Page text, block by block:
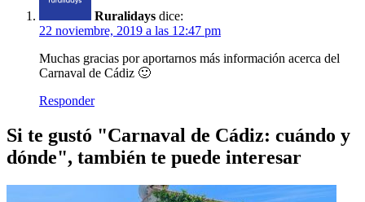
Ruralidays dice:
22 noviembre, 2019 a las 12:47 pm
Muchas gracias por aportarnos más información acerca del
Carnaval de Cádiz 🙂
Responder
Si te gustó "Carnaval de Cádiz: cuándo y
dónde", también te puede interesar